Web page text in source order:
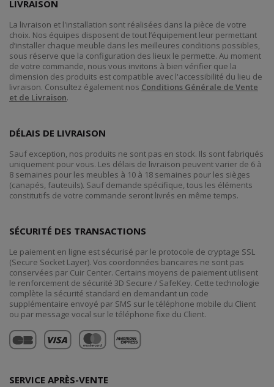
LIVRAISON
La livraison et l'installation sont réalisées dans la pièce de votre
choix. Nos équipes disposent de tout l’équipement leur permettant
d’installer chaque meuble dans les meilleures conditions possibles,
sous réserve que la configuration des lieux le permette. Au moment
de votre commande, nous vous invitons à bien vérifier que la
dimension des produits est compatible avec l'accessibilité du lieu de
livraison. Consultez également nos Conditions Générale de Vente
et de Livraison.
DÉLAIS DE LIVRAISON
Sauf exception, nos produits ne sont pas en stock. Ils sont fabriqués
uniquement pour vous. Les délais de livraison peuvent varier de 6 à
8 semaines pour les meubles à 10 à 18 semaines pour les sièges
(canapés, fauteuils). Sauf demande spécifique, tous les éléments
constitutifs de votre commande seront livrés en même temps.
SÉCURITÉ DES TRANSACTIONS
Le paiement en ligne est sécurisé par le protocole de cryptage SSL
(Secure Socket Layer). Vos coordonnées bancaires ne sont pas
conservées par Cuir Center. Certains moyens de paiement utilisent
le renforcement de sécurité 3D Secure / SafeKey. Cette technologie
complète la sécurité standard en demandant un code
supplémentaire envoyé par SMS sur le téléphone mobile du Client
ou par message vocal sur le téléphone fixe du Client.
SERVICE APRÈS-VENTE